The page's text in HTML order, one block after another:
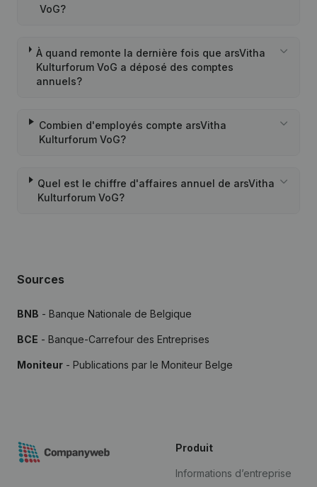
VoG?
À quand remonte la dernière fois que arsVitha
Kulturforum VoG a déposé des comptes
annuels?
Combien d'employés compte arsVitha
Kulturforum VoG?
Quel est le chiffre d'affaires annuel de arsVitha
Kulturforum VoG?
Sources
BNB - Banque Nationale de Belgique
BCE - Banque-Carrefour des Entreprises
Moniteur - Publications par le Moniteur Belge
Produit
Informations d’entreprise